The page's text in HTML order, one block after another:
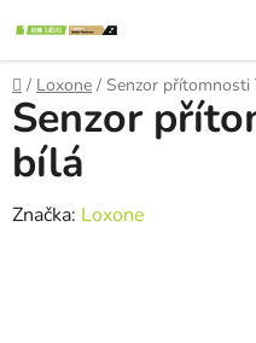
na
obsah
Domů
/ Loxone / Senzor přítomnosti
Senzor
bílá
Značka: Loxone